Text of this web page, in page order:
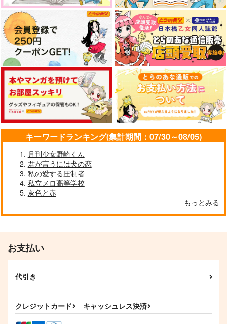
金色の蝶はハッピーエ
ンドにこだわらない
おけ。
2,500
ロックマン×ナナリー
サンプル
作品詳細
好きな人の条件
おけ。
1,430円（税込）
ご主人様、お仕事の邪
魔は許しません
おけ。&レインリリー
900
作品詳細 作品詳細
キーワードランキング(集計期間：07/30～08/05)
月刊少女野崎くん
君が言うには犬の恋
私の愛する圧制者
私立メロ高等学校
灰色と赤
もっとみる
お支払い
代引き
クレジットカード キャッシュレス決済